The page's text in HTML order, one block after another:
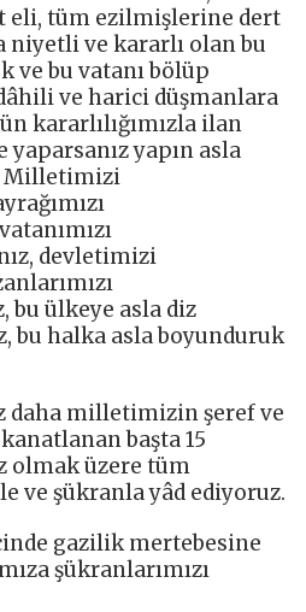
eli, tüm ezilmişlerine dert
niyetli ve kararlı olan bu
ve bu vatanı bölüp
ve harici düşmanlara
kararlılığımızla ilan
yapın asla
Milletimizi
devletimizi
bu ülkeye asla diz
bu halka asla boyunduruk
daha milletimizin şeref ve
başta 15
olmak üzere tüm
ve şükranla yâd ediyoruz.
gazilik mertebesine
şükranlarımızı